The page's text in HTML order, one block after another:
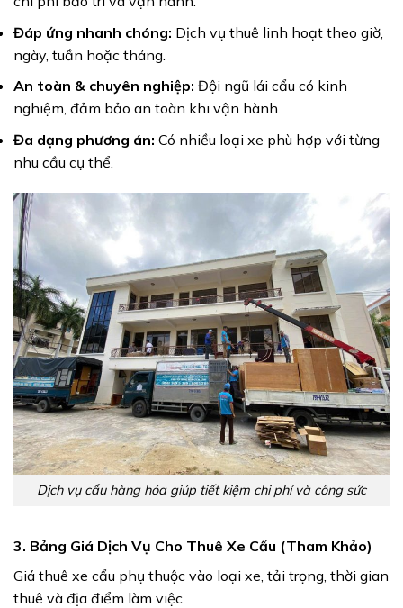
Đáp ứng nhanh chóng: Dịch vụ thuê linh hoạt theo giờ,
ngày, tuần hoặc tháng.
An toàn & chuyên nghiệp: Đội ngũ lái cẩu có kinh
nghiệm, đảm bảo an toàn khi vận hành.
Đa dạng phương án: Có nhiều loại xe phù hợp với từng
nhu cầu cụ thể.
Dịch vụ cẩu hàng hóa giúp tiết kiệm chi phí và công sức
3. Bảng Giá Dịch Vụ Cho Thuê Xe Cẩu (Tham Khảo)
Giá thuê xe cẩu phụ thuộc vào loại xe, tải trọng, thời gian
thuê và địa điểm làm việc.